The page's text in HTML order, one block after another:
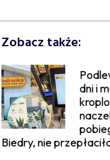
Zobacz także:
dni i
Biedry, nie